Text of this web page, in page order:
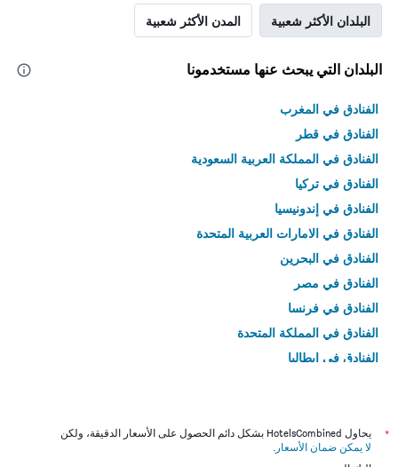
البلدان الأكثر شعبية المدن الأكثر شعبية
البلدان التي يبحث عنها مستخدمونا
الفنادق في المغرب
الفنادق في قطر
الفنادق في المملكة العربية السعودية
الفنادق في تركيا
الفنادق في إندونيسيا
الفنادق في الامارات العربية المتحدة
الفنادق في البحرين
الفنادق في مصر
الفنادق في فرنسا
الفنادق في المملكة المتحدة
الفنادق في إيطاليا
*
يحاول HotelsCombined بشكل دائم الحصول على الأسعار الدقيقة، ولكن
لا يمكن ضمان الأسعار .